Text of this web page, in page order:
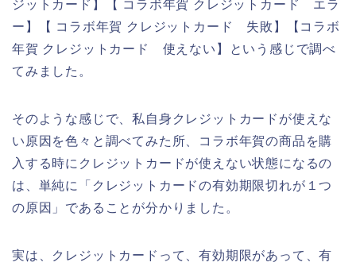
ジットカード】【 コラボ年賀 クレジットカード エラ
ー】【 コラボ年賀 クレジットカード 失敗】【コラボ
年賀 クレジットカード 使えない】という感じで調べ
てみました。
そのような感じで、私自身クレジットカードが使えな
い原因を色々と調べてみた所、コラボ年賀の商品を購
入する時にクレジットカードが使えない状態になるの
は、単純に「クレジットカードの有効期限切れが１つ
の原因」であることが分かりました。
実は、クレジットカードって、有効期限があって、有